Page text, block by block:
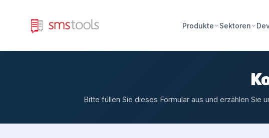
Produkte Sektoren
Bitte füllen Sie dieses Formular aus und erzählen Sie